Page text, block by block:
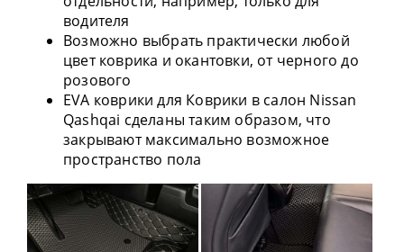
водителя
Возможно выбрать практически любой
цвет коврика и окантовки, от черного до
розового
EVA коврики для Коврики в салон Nissan
Qashqai сделаны таким образом, что
закрывают максимально возможное
пространство пола